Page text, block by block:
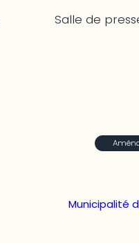
Salle de
Municipalité